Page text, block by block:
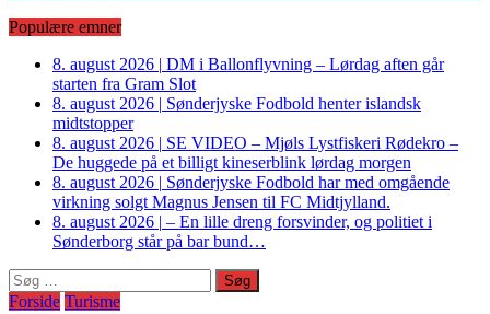
Populære emner
8. august 2026 | DM i Ballonflyvning – Lørdag aften går
starten fra Gram Slot
8. august 2026 | Sønderjyske Fodbold henter islandsk
midtstopper
8. august 2026 | SE VIDEO – Mjøls Lystfiskeri Rødekro –
De huggede på et billigt kineserblink lørdag morgen
8. august 2026 | Sønderjyske Fodbold har med omgående
virkning solgt Magnus Jensen til FC Midtjylland.
8. august 2026 | – En lille dreng forsvinder, og politiet i
Sønderborg står på bar bund…
Søg
efter:
Forside Turisme